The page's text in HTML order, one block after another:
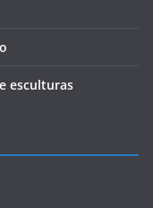
esculturas